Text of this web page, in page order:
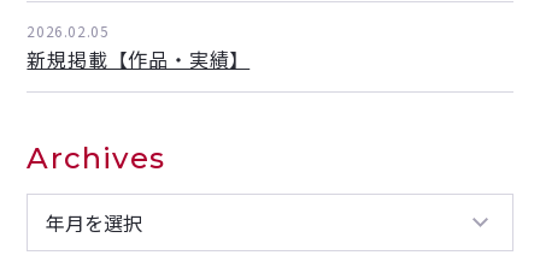
2026.02.05
新規掲載【作品・実績】
Archives